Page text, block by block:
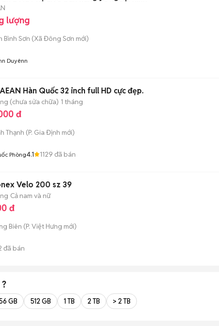
lượng
Bình Sơn (Xã Đông Sơn mới)
Duyênn
Hàn Quốc 32 inch full HD cực đẹp.
(chưa sửa chữa) 1 tháng
đ
Thạnh (P. Gia Định mới)
Phòng4.1 1129 đã bán
Velo 200 sz 39
Cả nam và nữ
đ
Biên (P. Việt Hưng mới)
đã bán
GB 512 GB 1 TB 2 TB > 2 TB